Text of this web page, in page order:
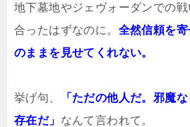
地下墓地やジェヴォーダンでの
合ったはずなのに。 全然信頼を
のままを見せてくれない。
挙げ句、
「ただの他人だ。邪魔
存在だ」 なんて言われて。